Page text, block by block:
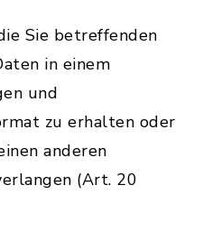
Sie betreffenden
in einem
und
zu erhalten oder
anderen
(Art. 20